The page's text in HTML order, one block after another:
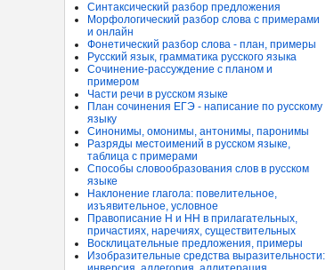
Синтаксический разбор предложения
Морфологический разбор слова с примерами
и онлайн
Фонетический разбор слова - план, примеры
Русский язык, грамматика русского языка
Сочинение-рассуждение с планом и
примером
Части речи в русском языке
План сочинения ЕГЭ - написание по русскому
языку
Синонимы, омонимы, антонимы, паронимы
Разряды местоимений в русском языке,
таблица с примерами
Способы словообразования слов в русском
языке
Наклонение глагола: повелительное,
изъявительное, условное
Правописание Н и НН в прилагательных,
причастиях, наречиях, существительных
Восклицательные предложения, примеры
Изобразительные средства выразительности: